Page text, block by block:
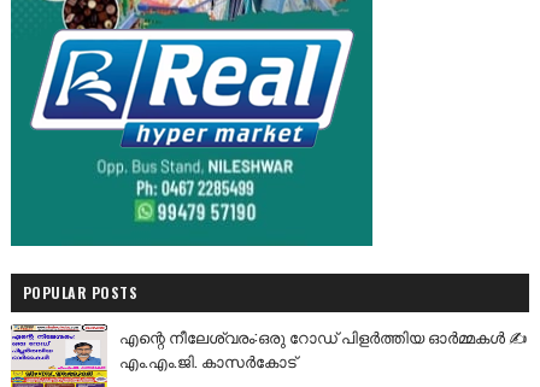
POPULAR POSTS
എന്റെ നീലേശ്വരം:ഒരു റോഡ് പിളർത്തിയ ഓർമ്മകൾ ✍️
എം.എം.ജി. കാസർകോട്